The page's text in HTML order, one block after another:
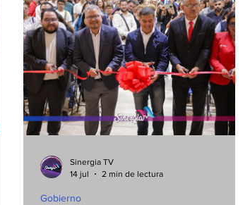
Gobierno
Sinergia TV
14 jul
2 min de lectura